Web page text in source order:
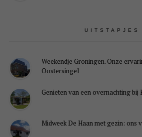
UITSTAPJES
Weekendje Groningen. Onze
Oostersingel
Genieten van een overnachting
Midweek De Haan met gezin: ons